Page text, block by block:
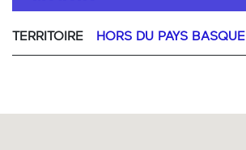
TERRITOIRE HORS DU PAYS BASQUE